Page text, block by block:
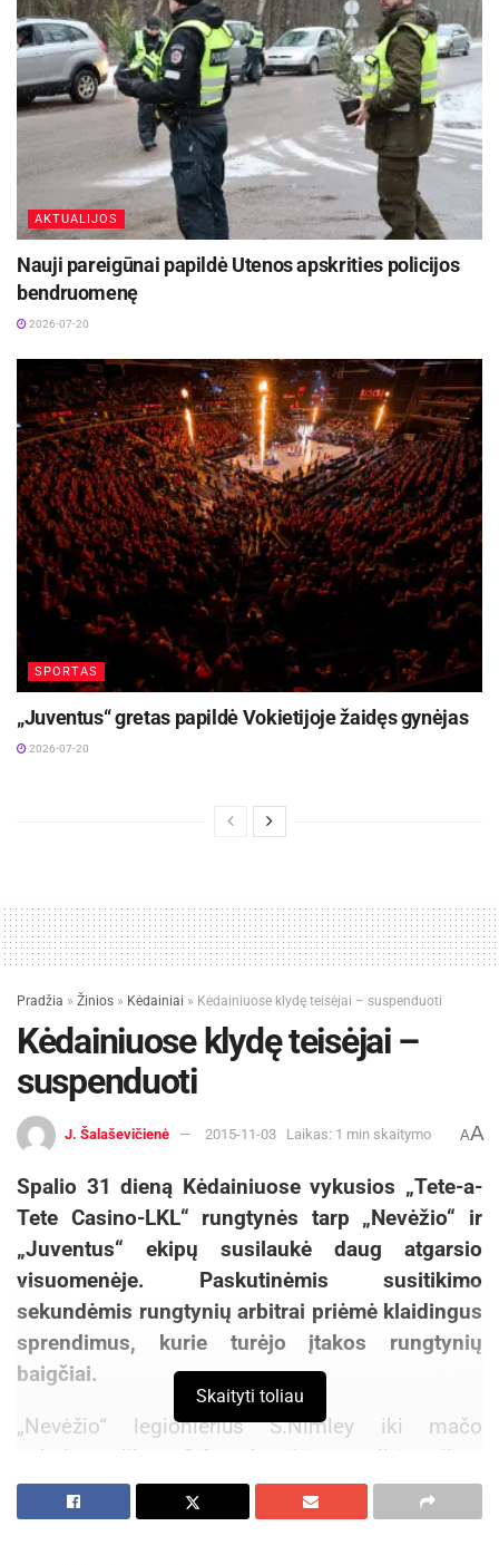
AKTUALIJOS
Nauji pareigūnai papildė Utenos apskrities policijos
bendruomenę
2026-07-20
SPORTAS
„Juventus“ gretas papildė Vokietijoje žaidęs gynėjas
2026-07-20
Pradžia » Žinios » Kėdainiai » Kėdainiuose klydę teisėjai – suspenduoti
Kėdainiuose klydę teisėjai –
suspenduoti
J. Šalaševičienė 2015-11-03 Laikas: 1 min skaitymo AA
Spalio 31 dieną Kėdainiuose vykusios „Tete-a-
Tete Casino-LKL“ rungtynės tarp „Nevėžio“ ir
„Juventus“ ekipų susilaukė daug atgarsio
visuomenėje. Paskutinėmis susitikimo
sekundėmis rungtynių arbitrai priėmė klaidingus
sprendimus, kurie turėjo įtakos rungtynių
baigčiai.
„Nevėžio“ legionierius S.Nimley iki mačo
pabaigos likus 2,6 sekundės pataikė tolimą
metimą, kuris persverė rezultatą aikštelės
šeimininkų naudai – 83:81, tačiau rungtynių
Skaityti toliau